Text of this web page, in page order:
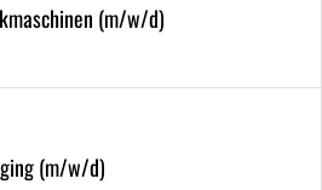
(m/w/d)
(m/w/d)